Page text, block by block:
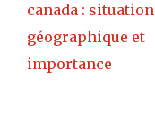
canada : situation
géographique et
importance